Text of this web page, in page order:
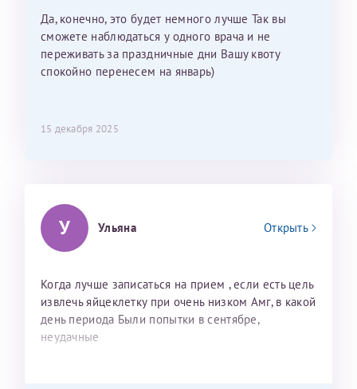
Да, конечно, это будет немного лучше Так вы
сможете наблюдаться у одного врача и не
переживать за праздничные дни Вашу квоту
спокойно перенесем на январь)
15 декабря 2025
У Ульяна Открыть
Когда лучше записаться на прием , если есть цель
извлечь яйцеклетку при очень низком Амг, в какой
день периода Были попытки в сентябре,
неудачные